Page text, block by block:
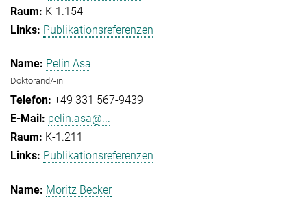
K-1.154
Publikationsreferenzen
Pelin Asa
Doktorand/-in
+49 331 567-9439
pelin.asa@...
K-1.211
Publikationsreferenzen
Moritz Becker